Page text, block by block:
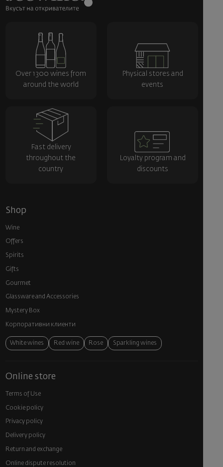
Over 1300 wines from
around the world
Physical stores and
events
Fast delivery
throughout the
country
Loyalty program and
discounts
Shop
Wine
Offers
Spirits
Gifts
Gourmet
Glassware and Аccessories
Mystery Box
Корпоративни клиенти
White wines Red wine Rose Sparkling wines
Online store
Terms of Use
Cookie policy
Privacy policy
Delivery policy
Return and exchange
Online dispute resolution